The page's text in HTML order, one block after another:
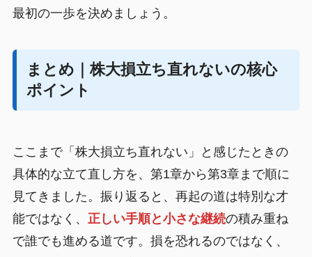
最初の一歩を決めましょう。
まとめ｜株大損立ち直れないの核心
ポイント
ここまで「株大損立ち直れない」と感じたときの
具体的な立て直し方を、第1章から第3章まで順に
見てきました。振り返ると、再起の道は特別な才
能ではなく、 正しい手順と小さな継続の積み重ね
で誰でも進める道です。損を恐れるのではなく、